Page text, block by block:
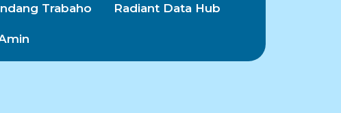
Trabaho Radiant Data Hub